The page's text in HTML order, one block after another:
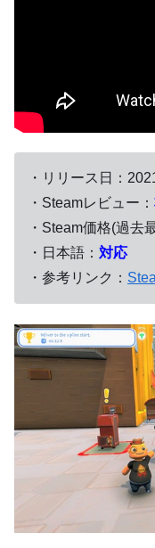
・リリース日：
・Steamレビュー：
・Steam価格(過去
・日本語： 対応
・参考リンク：